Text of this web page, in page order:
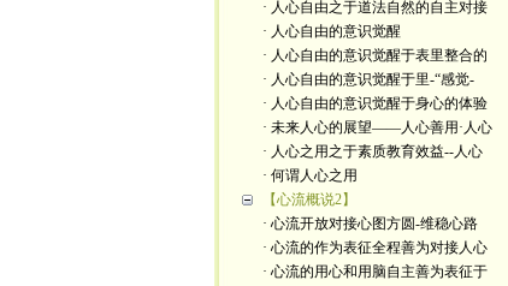
· 人心自由之于道法自然的自主对接
· 人心自由的意识觉醒
· 人心自由的意识觉醒于表里整合的
· 人心自由的意识觉醒于里-“感觉-
· 人心自由的意识觉醒于身心的体验
· 未来人心的展望——人心善用·人心
· 人心之用之于素质教育效益--人心
· 何谓人心之用
【心流概说2】
· 心流开放对接心图方圆-维稳心路
· 心流的作为表征全程善为对接人心
· 心流的用心和用脑自主善为表征于